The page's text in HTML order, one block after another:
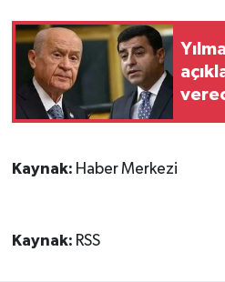
Kaynak: Haber Merkezi
Kaynak: RSS